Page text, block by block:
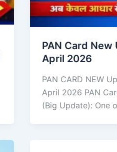
PAN Card
April 2026
PAN CARD NEW
April 2026 PAN
(Big Update): One